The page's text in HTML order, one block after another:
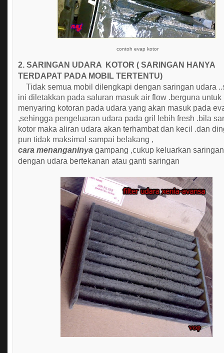
contoh evap kotor
2. SARINGAN UDARA KOTOR ( SARINGAN HANYA
TERDAPAT PADA MOBIL TERTENTU)
Tidak semua mobil dilengkapi dengan saringan udara
ini diletakkan pada saluran masuk air flow .berguna untuk
menyaring kotoran pada udara yang akan masuk pada
,sehingga pengeluaran udara pada gril lebih fresh .bila
kotor maka aliran udara akan terhambat dan kecil .dan
pun tidak maksimal sampai belakang ,
cara menanganinya gampang ,cukup keluarkan
dengan udara bertekanan atau ganti saringan